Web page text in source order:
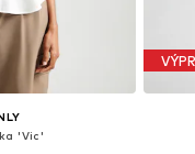
'Vic'